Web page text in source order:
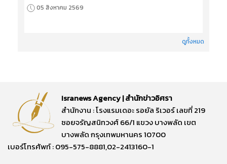
05 สิงหาคม 2569
ดูทั้งหมด
Isranews Agency | สำนักข่าวอิศรา
สำนักงาน : โรงแรมเดอะ รอยัล ริเวอร์ เลขที่ 219
ซอยจรัญสนิทวงศ์ 66/1 แขวง บางพลัด เขต
บางพลัด กรุงเทพมหานคร 10700
เบอร์โทรศัพท์ : 095-575-8881,02-2413160-1